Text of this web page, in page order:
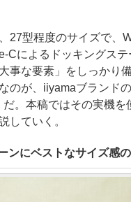
27型程度のサイズで、
Cによるドッキングス
事な要素」をしっかり
のが、iiyamaブランドの
だ。本稿ではその実機
していく。
ンにベストなサイズ感